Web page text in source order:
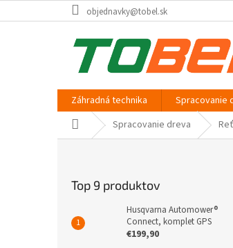
na
objednavky@tobel.sk
Záhradná technika Spracovanie
DomovSpracovanie dreva
Top 9 produktov
Husqvarna Automower®
Connect, komplet GPS
€199,90